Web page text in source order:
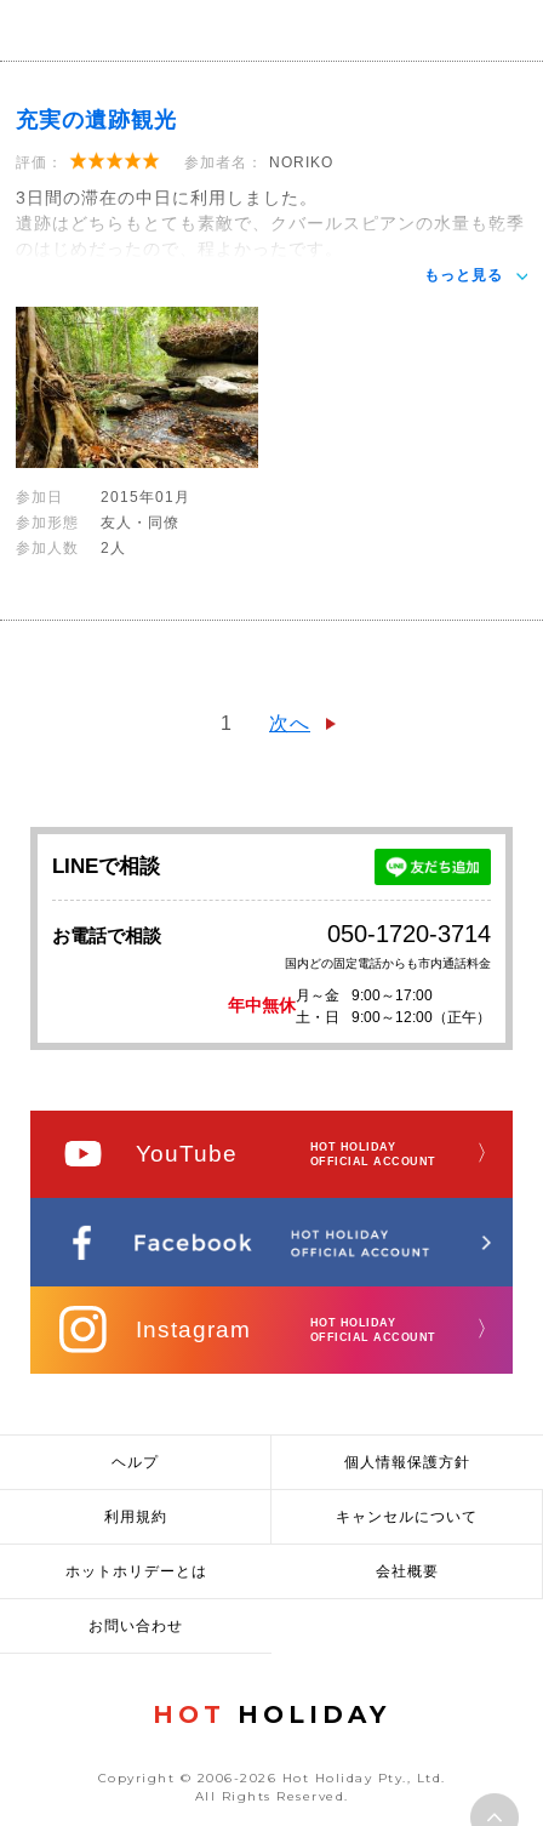
充実の遺跡観光
評価： 参加者名： NORIKO
3日間の滞在の中日に利用しました。
遺跡はどちらもとても素敵で、クバールスピアンの水量も乾季
のはじめだったので、程よかったです。
もっと見る
参加日
2015年01月
参加形態
友人・同僚
参加人数
2人
1 次へ
LINEで相談
お電話で相談 050-1720-3714
国内どの固定電話からも市内通話料金
年中無休
月～金
9:00～17:00
土・日
9:00～12:00（正午）
YouTube
HOT HOLIDAY
OFFICIAL ACCOUNT
〉
Instagram
HOT HOLIDAY
OFFICIAL ACCOUNT
〉
ヘルプ 個人情報保護方針
利用規約 キャンセルについて
ホットホリデーとは 会社概要
お問い合わせ
HOT HOLIDAY
Copyright © 2006-2026 Hot Holiday Pty., Ltd.
All Rights Reserved.